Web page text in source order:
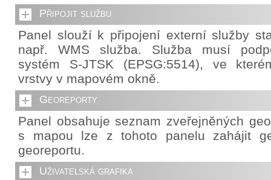
Připojit službu
Panel slouží k připojení externí služby
např. WMS služba. Služba musí
systém S-JTSK (EPSG:5514), ve
vrstvy v mapovém okně.
Georeporty
Panel obsahuje seznam zveřejněných
s mapou lze z tohoto panelu zahájit
georeportu.
Uživatelská grafika